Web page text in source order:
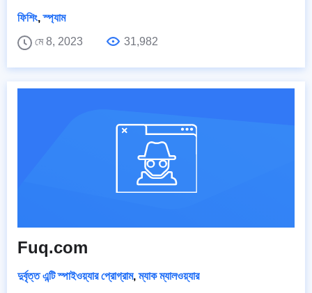
ফিশিং,স্প্যাম
মে 8, 2023
31,982
Fuq.com
দুর্বৃত্ত এন্টি স্পাইওয়্যার প্রোগ্রাম,ম্যাক ম্যালওয়্যার